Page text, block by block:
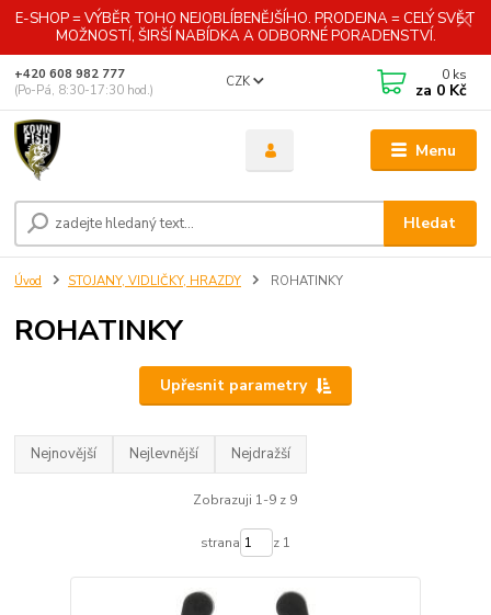
E-SHOP = VÝBĚR TOHO NEJOBLÍBENĚJŠÍHO. PRODEJNA = CELÝ SVĚT
MOŽNOSTÍ, ŠIRŠÍ NABÍDKA A ODBORNÉ PORADENSTVÍ.
Menu
CZK
Hledat
+420 608 982 777
(Po-Pá, 8:30-17:30 hod.)
0 ks
za 0 Kč
Úvod STOJANY, VIDLIČKY, HRAZDY ROHATINKY
ROHATINKY
Upřesnit parametry
Nejnovější Nejlevnější Nejdražší
Zobrazuji 1-9 z 9
strana z 1